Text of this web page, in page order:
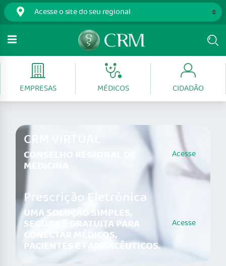
EMPRESAS MÉDICOS CIDADÃO
CRM VIRTUAL
CONSELHO REGIONAL DE
MEDICINA
Acesse
Prescrição Eletrônica
UMA SOLUÇÃO SIMPLES,
SEGURA E GRATUITA PARA
CONECTAR MÉDICOS,
PACIENTES E FARMACÊUTICOS.
Acesse